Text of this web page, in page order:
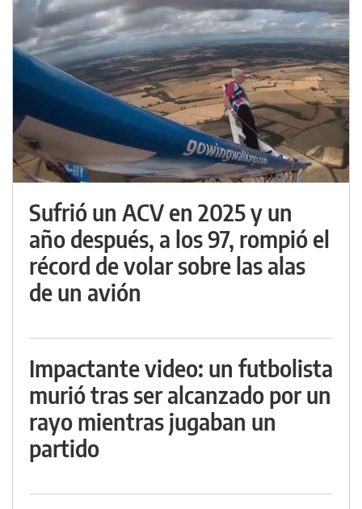
Sufrió un ACV en 2025 y un
año después, a los 97, rompió el
récord de volar sobre las alas
de un avión
Impactante video: un futbolista
murió tras ser alcanzado por un
rayo mientras jugaban un
partido